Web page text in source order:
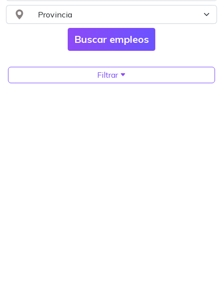
Filtrar